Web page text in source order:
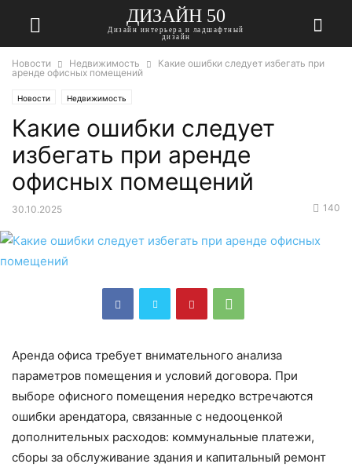
ДИЗАЙН 50
Дизайн интерьера и ладшафтный
дизайн
Новости Недвижимость
Какие ошибки следует избегать при
аренде офисных помещений
Новости Недвижимость
Какие ошибки следует
избегать при аренде
офисных помещений
30.10.2025 140
Аренда офиса требует внимательного анализа
параметров помещения и условий договора. При
выборе офисного помещения нередко встречаются
ошибки арендатора, связанные с недооценкой
дополнительных расходов: коммунальные платежи,
сборы за обслуживание здания и капитальный ремонт